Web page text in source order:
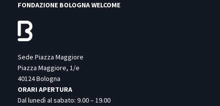
FONDAZIONE BOLOGNA WELCOME
Sede Piazza Maggiore
Piazza Maggiore, 1/e
40124 Bologna
ORARI APERTURA
Dal lunedì al sabato: 9.00 – 19.00